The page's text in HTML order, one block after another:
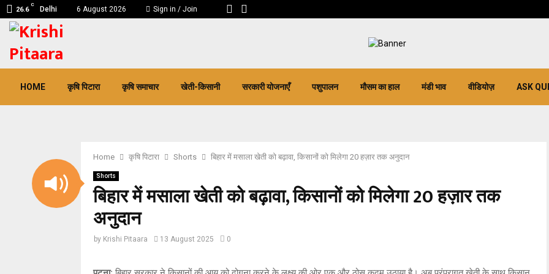
26.6
C
Delhi 6 August 2026 Sign in / Join
HOME कृषि पिटारा कृषि समाचार खेती-किसानी सरकारी योजनाएँ पशुपालन मौसम का हाल मंडी भाव वीडियोज़ ASK
Home कृषि पिटारा Shorts बिहार में मसाला खेती को बढ़ावा, किसानों को मिलेगा 20 हज़ार तक अनुदान
Shorts
बिहार में मसाला खेती को बढ़ावा, किसानों को मिलेगा 20 हज़ार तक
अनुदान
by Krishi Pitaara 13 August 2025 0